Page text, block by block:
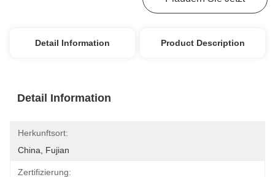
Detail Information Product Description
Detail Information
Herkunftsort:
China, Fujian
Zertifizierung: